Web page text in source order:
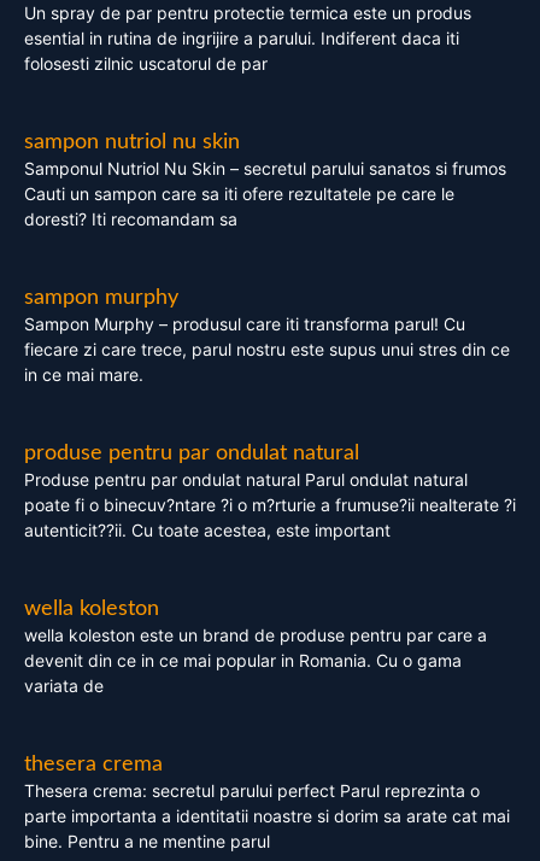
Un spray de par pentru protectie termica este un produs
esential in rutina de ingrijire a parului. Indiferent daca iti
folosesti zilnic uscatorul de par
sampon nutriol nu skin
Samponul Nutriol Nu Skin – secretul parului sanatos si frumos
Cauti un sampon care sa iti ofere rezultatele pe care le
doresti? Iti recomandam sa
sampon murphy
Sampon Murphy – produsul care iti transforma parul! Cu
fiecare zi care trece, parul nostru este supus unui stres din ce
in ce mai mare.
produse pentru par ondulat natural
Produse pentru par ondulat natural Parul ondulat natural
poate fi o binecuv?ntare ?i o m?rturie a frumuse?ii nealterate ?i
autenticit??ii. Cu toate acestea, este important
wella koleston
wella koleston este un brand de produse pentru par care a
devenit din ce in ce mai popular in Romania. Cu o gama
variata de
thesera crema
Thesera crema: secretul parului perfect Parul reprezinta o
parte importanta a identitatii noastre si dorim sa arate cat mai
bine. Pentru a ne mentine parul